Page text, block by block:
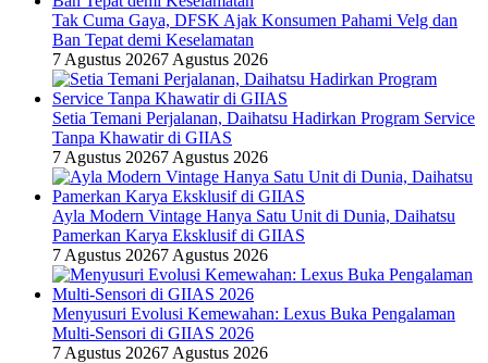
Tak Cuma Gaya, DFSK Ajak Konsumen Pahami Velg dan
Ban Tepat demi Keselamatan
7 Agustus 20267 Agustus 2026
Setia Temani Perjalanan, Daihatsu Hadirkan Program Service
Tanpa Khawatir di GIIAS
7 Agustus 20267 Agustus 2026
Ayla Modern Vintage Hanya Satu Unit di Dunia, Daihatsu
Pamerkan Karya Eksklusif di GIIAS
7 Agustus 20267 Agustus 2026
Menyusuri Evolusi Kemewahan: Lexus Buka Pengalaman
Multi-Sensori di GIIAS 2026
7 Agustus 20267 Agustus 2026